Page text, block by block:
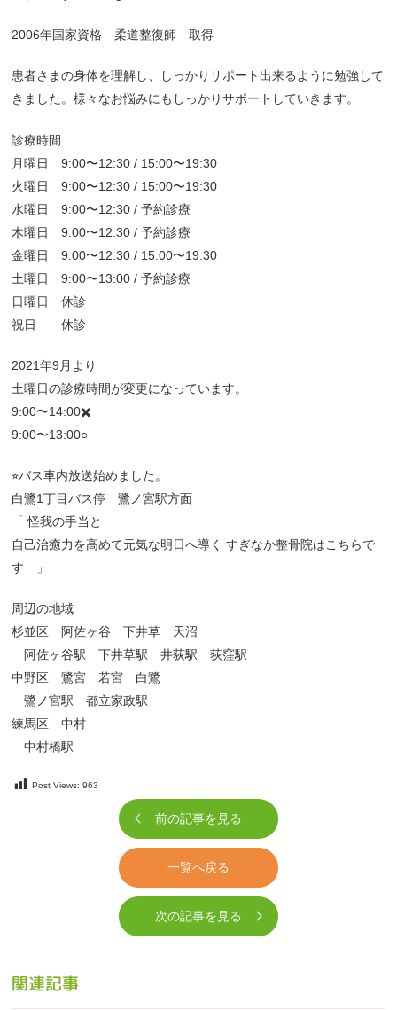
2006年国家資格 柔道整復師 取得
患者さまの身体を理解し、しっかりサポート出来るように勉強して
きました。様々なお悩みにもしっかりサポートしていきます。
診療時間
月曜日 9:00〜12:30 / 15:00〜19:30
火曜日 9:00〜12:30 / 15:00〜19:30
水曜日 9:00〜12:30 / 予約診療
木曜日 9:00〜12:30 / 予約診療
金曜日 9:00〜12:30 / 15:00〜19:30
土曜日 9:00〜13:00 / 予約診療
日曜日 休診
祝日 休診
2021年9月より
土曜日の診療時間が変更になっています。
9:00〜14:00✖️
9:00〜13:00○
⭐︎バス車内放送始めました。
白鷺1丁目バス停 鷺ノ宮駅方面
「 怪我の手当と
自己治癒力を高めて元気な明日へ導く すぎなか整骨院はこちらで
す 」
周辺の地域
杉並区 阿佐ヶ谷 下井草 天沼
阿佐ヶ谷駅 下井草駅 井荻駅 荻窪駅
中野区 鷺宮 若宮 白鷺
鷺ノ宮駅 都立家政駅
練馬区 中村
中村橋駅
Post Views: 963
前の記事を見る
一覧へ戻る
次の記事を見る
関連記事